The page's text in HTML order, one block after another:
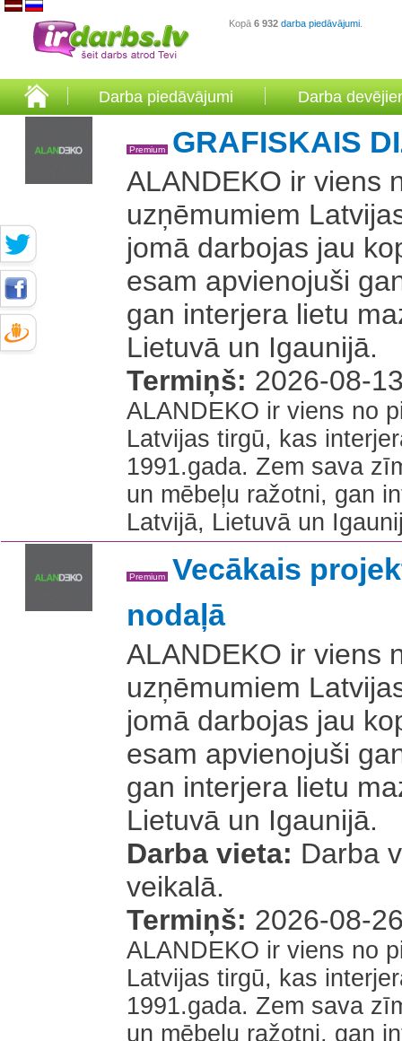
Kopā 6 932 darba piedāvājumi
Darba piedāvājumi Darba
Premium GRAFISKAIS
ALANDEKO ir viens
uzņēmumiem
jomā darbojas jau
esam apvienojuši
gan interjera lietu
Lietuvā un Igaunijā.
Termiņš: 2026-08-
ALANDEKO ir viens no
Latvijas tirgū, kas
1991.gada. Zem sava
un mēbeļu ražotni, gan
Latvijā, Lietuvā un
Premium
Vecākais
nodaļā
ALANDEKO ir viens
uzņēmumiem
jomā darbojas jau
esam apvienojuši
gan interjera lietu
Lietuvā un Igaunijā.
Darba vieta: Darba
veikalā.
Termiņš: 2026-08-
ALANDEKO ir viens no
Latvijas tirgū, kas
1991.gada. Zem sava
un mēbeļu ražotni, gan